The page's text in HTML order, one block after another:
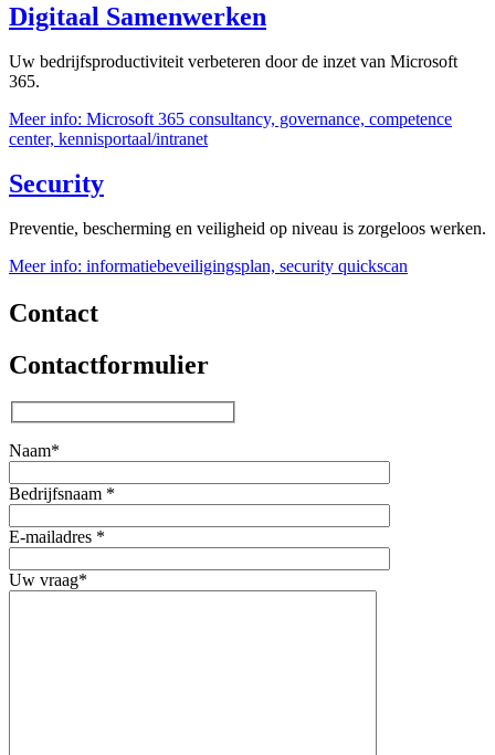
Digitaal Samenwerken
Uw bedrijfsproductiviteit verbeteren door de inzet van Microsoft
365.
Meer info: Microsoft 365 consultancy, governance, competence
center, kennisportaal/intranet
Security
Preventie, bescherming en veiligheid op niveau is zorgeloos werken.
Meer info: informatiebeveiligingsplan, security quickscan
Contact
Contactformulier
Naam*
Bedrijfsnaam *
E-mailadres *
Uw vraag*